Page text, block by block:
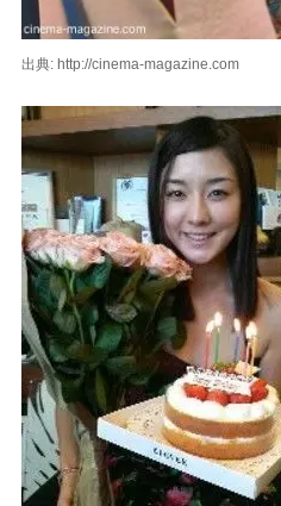
出典: http://cinema-magazine.com